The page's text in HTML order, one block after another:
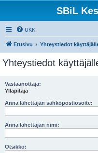
SBiL
UKK
Etusivu Yhteystiedot
Yhteystiedot
Vastaanottaja:
Ylläpitäjä
Anna lähettäjän sähköpostiosoite:
Anna lähettäjän nimi:
Otsikko: